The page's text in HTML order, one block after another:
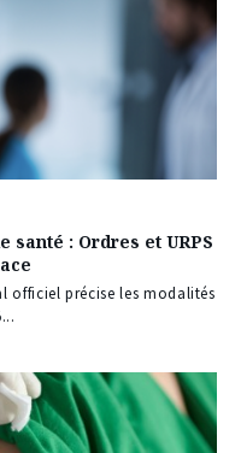
: Ordres et URPS
officiel précise les modalités